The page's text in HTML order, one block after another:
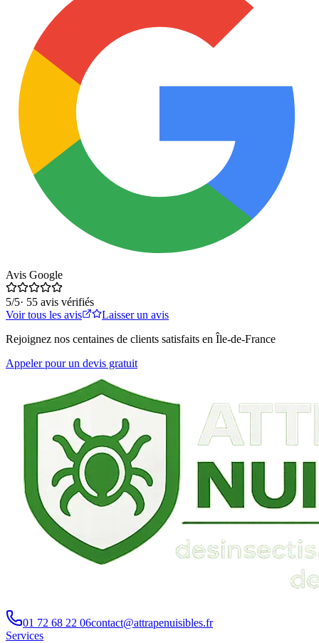
Avis Google
5/5· 55 avis vérifiés
Voir tous les avis
Laisser un avis
Rejoignez nos centaines de clients satisfaits en Île-de-France
Appeler pour un devis gratuit
01 72 68 22 06contact@attrapenuisibles.fr
Services